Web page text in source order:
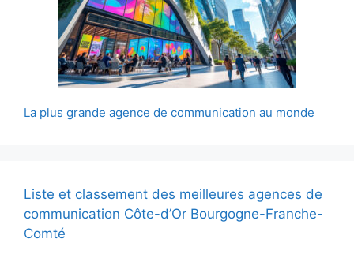
La plus grande agence de communication au monde
Liste et classement des meilleures agences de
communication Côte-d’Or Bourgogne-Franche-
Comté